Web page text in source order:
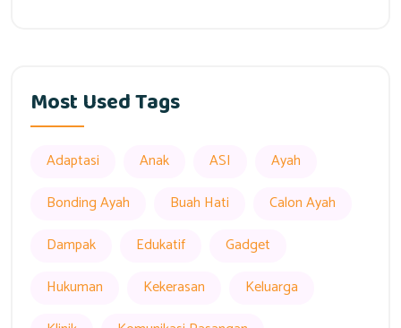
Most Used Tags
Adaptasi Anak ASI
Ayah
Bonding Ayah
Buah Hati
Calon Ayah
Dampak
Edukatif
Gadget
Hukuman
Kekerasan
Keluarga